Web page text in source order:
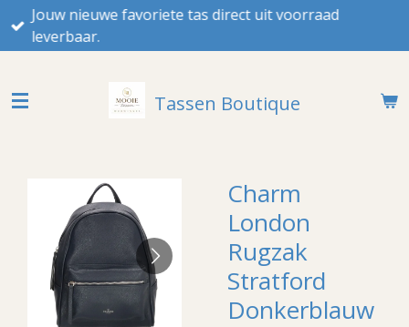
Ga
direct
hoofdinhoud
Jouw nieuwe favoriete tas direct uit voorraad
leverbaar.
Tassen Boutique
Charm
London
Rugzak
Stratford
Donkerblauw